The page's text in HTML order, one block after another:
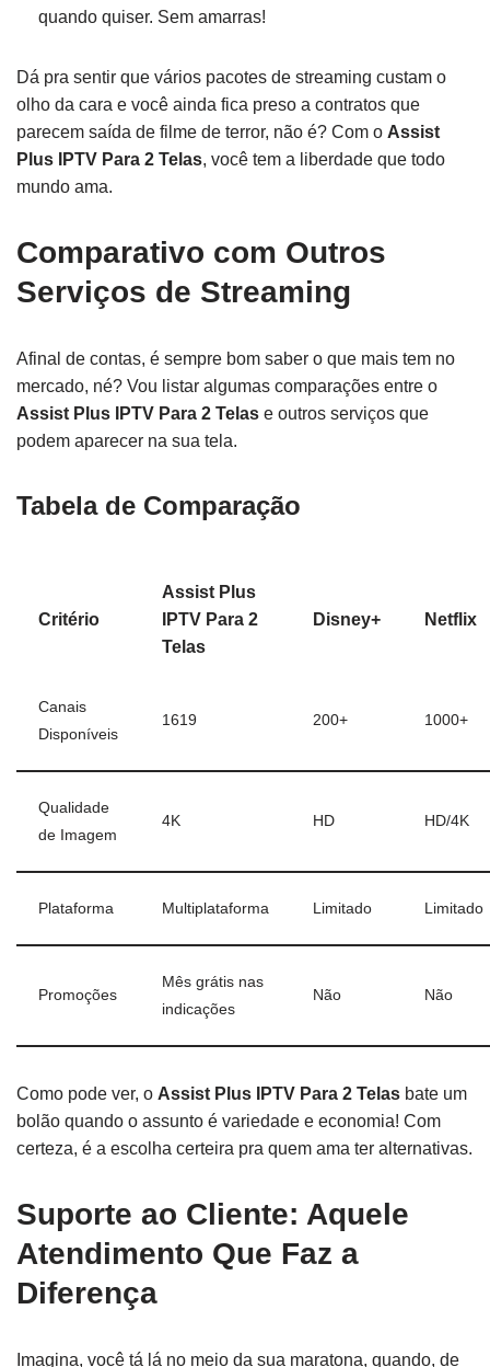
quando quiser. Sem amarras!
Dá pra sentir que vários pacotes de streaming custam o
olho da cara e você ainda fica preso a contratos que
parecem saída de filme de terror, não é? Com o Assist
Plus IPTV Para 2 Telas, você tem a liberdade que todo
mundo ama.
Comparativo com Outros
Serviços de Streaming
Afinal de contas, é sempre bom saber o que mais tem no
mercado, né? Vou listar algumas comparações entre o
Assist Plus IPTV Para 2 Telas e outros serviços que
podem aparecer na sua tela.
Tabela de Comparação
Critério
Assist Plus
IPTV Para 2
Telas
Disney+ Netflix
Canais
Disponíveis
1619 200+ 1000+
Qualidade
de Imagem
4K HD HD/4K
Plataforma Multiplataforma Limitado Limitado
Promoções
Mês grátis nas
indicações
Não Não
Como pode ver, o Assist Plus IPTV Para 2 Telas bate um
bolão quando o assunto é variedade e economia! Com
certeza, é a escolha certeira pra quem ama ter alternativas.
Suporte ao Cliente: Aquele
Atendimento Que Faz a
Diferença
Imagina, você tá lá no meio da sua maratona, quando, de